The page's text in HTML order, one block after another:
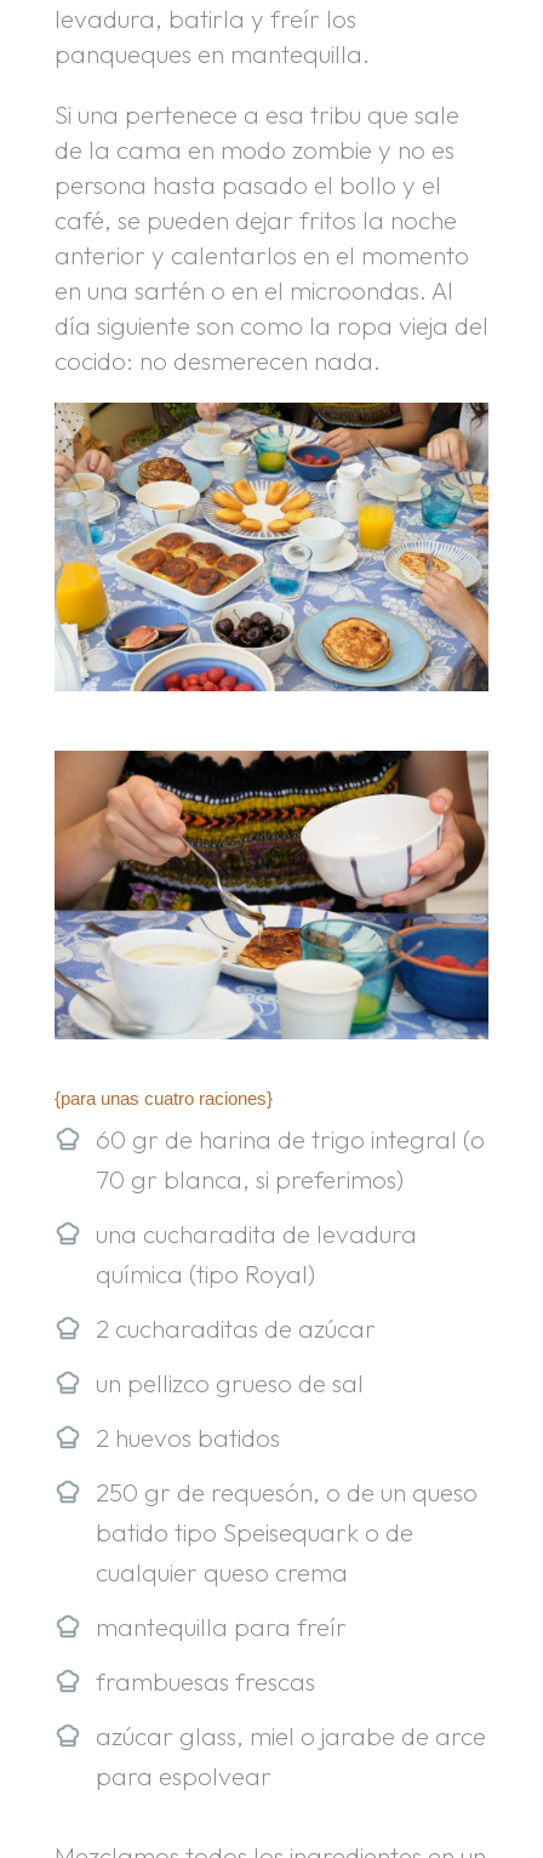
levadura, batirla y freír los
panqueques en mantequilla.
Si una pertenece a esa tribu que sale
de la cama en modo zombie y no es
persona hasta pasado el bollo y el
café, se pueden dejar fritos la noche
anterior y calentarlos en el momento
en una sartén o en el microondas. Al
día siguiente son como la ropa vieja del
cocido: no desmerecen nada.
{para unas cuatro raciones}
60 gr de harina de trigo integral (o
70 gr blanca, si preferimos)
una cucharadita de levadura
química (tipo Royal)
2 cucharaditas de azúcar
un pellizco grueso de sal
2 huevos batidos
250 gr de requesón, o de un queso
batido tipo Speisequark o de
cualquier queso crema
mantequilla para freír
frambuesas frescas
azúcar glass, miel o jarabe de arce
para espolvear